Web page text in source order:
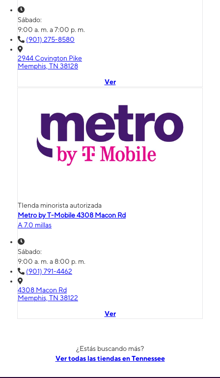
Sábado:
9:00 a. m. a 7:00 p. m.
(901) 275-8580
2944 Covington Pike
Memphis, TN 38128
Ver
TIenda minorista autorizada
Metro by T-Mobile 4308 Macon Rd
A 7.0 millas
Sábado:
9:00 a. m. a 8:00 p. m.
(901) 791-4462
4308 Macon Rd
Memphis, TN 38122
Ver
¿Estás buscando más?
Ver todas las tiendas en Tennessee